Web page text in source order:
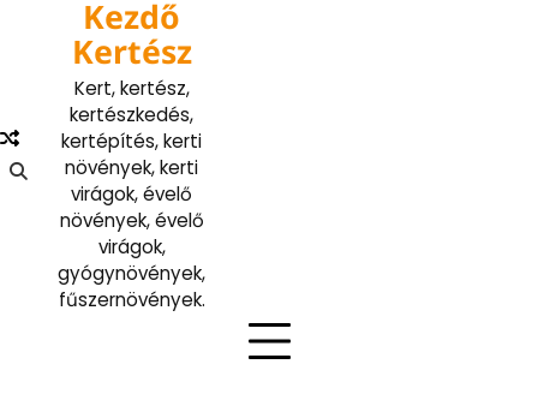
content
Kezdő
Kertész
Kert, kertész,
kertészkedés,
kertépítés, kerti
növények, kerti
virágok, évelő
növények, évelő
virágok,
gyógynövények,
fűszernövények.